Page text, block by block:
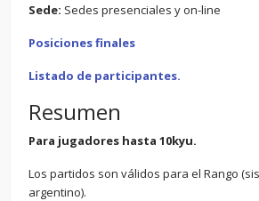
Sede: Sedes presenciales y on-line
Posiciones finales
Listado de participantes.
Resumen
Para jugadores hasta 10kyu.
Los partidos son válidos para el Rango
argentino).